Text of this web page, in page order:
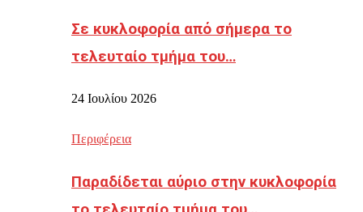
Σε κυκλοφορία από σήμερα το
τελευταίο τμήμα του…
24 Ιουλίου 2026
Περιφέρεια
Παραδίδεται αύριο στην κυκλοφορία